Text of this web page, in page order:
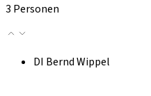
3 Personen
DI Bernd Wippel